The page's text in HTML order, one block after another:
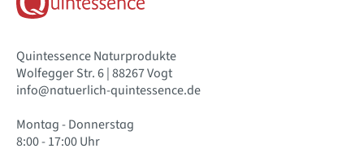
Quintessence Naturprodukte
Wolfegger Str. 6 | 88267 Vogt
info@natuerlich-quintessence.de
Montag - Donnerstag
8:00 - 17:00 Uhr